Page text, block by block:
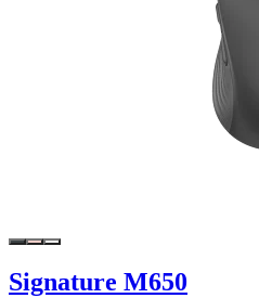
Signature M650